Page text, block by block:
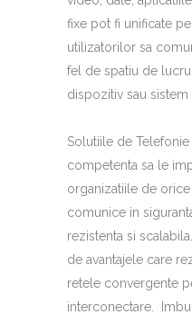
fixe pot fi unificate
utilizatorilor sa
fel de spatiu de
dispozitiv sau sistem
Solutiile de
competenta sa le
organizatiile de
comunice in
rezistenta si
de avantajele care
retele convergente
interconectare.